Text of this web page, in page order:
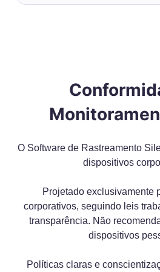
O Software de Rastreamento
dispositivos
Projetado exclusivamente
corporativos, seguindo leis
transparência. Não
dispositivos
Políticas claras e